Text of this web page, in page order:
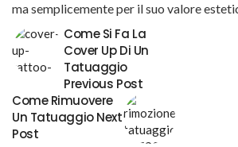
ma semplicemente per il suo valore
Come Si Fa La
Cover Up Di Un
Tatuaggio
Previous Post
Come Rimuovere
Un TatuaggioNext
Post